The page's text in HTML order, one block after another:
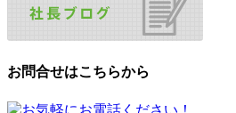
お問合せはこちらから